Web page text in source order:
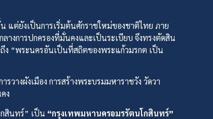
แต่ยังเป็นการเริ่มต้นศักราชใหม่ของชาติไทย ภาย
างการปกครองที่มั่นคงและเป็นระเบียบ จึงทรงตัดสิน
ง “พระนครอันเป็นที่สถิตของพระแก้วมรกต เป็น
วางผังเมือง การสร้างพระบรมมหาราชวัง วัดวา
ง
สินทร์” เป็น “กรุงเทพมหานครอมรรัตนโกสินทร์”